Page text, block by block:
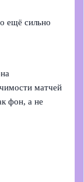
ещё сильно
матчей
фон, а не